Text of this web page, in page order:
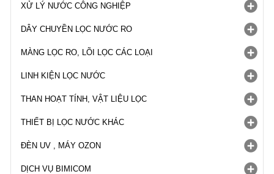
XỬ LÝ NƯỚC CÔNG NGHIỆP
DÂY CHUYỀN LỌC NƯỚC RO
MÀNG LỌC RO, LÕI LỌC CÁC LOẠI
LINH KIỆN LỌC NƯỚC
THAN HOẠT TÍNH, VẬT LIỆU LỌC
THIẾT BỊ LỌC NƯỚC KHÁC
ĐÈN UV , MÁY OZON
DỊCH VỤ BIMICOM